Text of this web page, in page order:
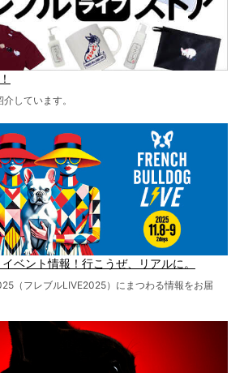
しています。
イベント情報！行こうぜ、リアルに。
（フレブルLIVE2025）にまつわる情報をお届